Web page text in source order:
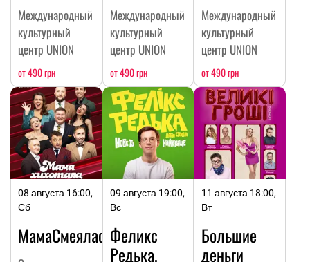
Международный
культурный
центр UNION
от 490 грн
Международный
культурный
центр UNION
от 490 грн
Международный
культурный
центр UNION
от 490 грн
08 августа 16:00,
Сб
МамаСмеялась
09 августа 19:00,
Вс
Феликс
Редька.
11 августа 18:00,
Вт
Большие
деньги